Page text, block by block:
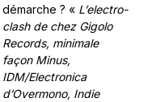
démarche ? « L’electro-
clash de chez Gigolo
Records, minimale
façon Minus,
IDM/Electronica
d’Overmono, Indie